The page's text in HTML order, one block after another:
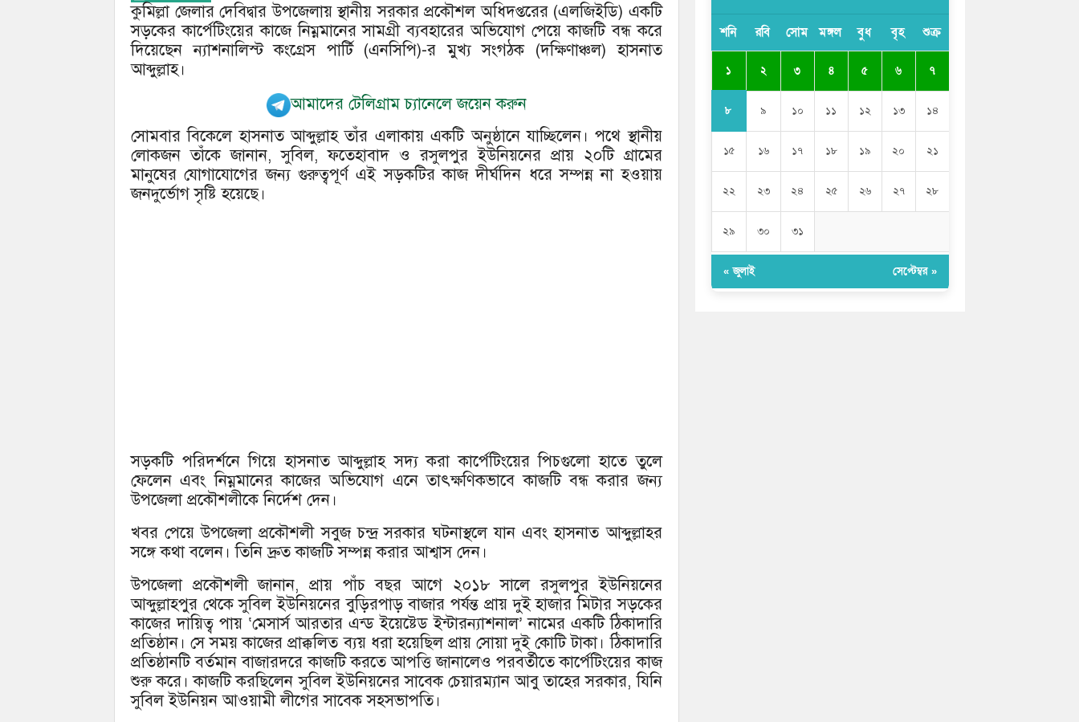
কুমিল্লা জেলার দেবিদ্বার উপজেলায় স্থানীয় সরকার প্রকৌশল অধিদপ্তরের (এলজিইডি) একটি
সড়কের কার্পেটিংয়ের কাজে নিম্নমানের সামগ্রী ব্যবহারের অভিযোগ পেয়ে কাজটি বন্ধ করে
দিয়েছেন ন্যাশনালিস্ট কংগ্রেস পার্টি (এনসিপি)-র মুখ্য সংগঠক (দক্ষিণাঞ্চল) হাসনাত
আব্দুল্লাহ।
আমাদের টেলিগ্রাম চ্যানেলে জয়েন করুন
সোমবার বিকেলে হাসনাত আব্দুল্লাহ তাঁর এলাকায় একটি অনুষ্ঠানে যাচ্ছিলেন। পথে স্থানীয়
লোকজন তাঁকে জানান, সুবিল, ফতেহাবাদ ও রসুলপুর ইউনিয়নের প্রায় ২০টি গ্রামের
মানুষের যোগাযোগের জন্য গুরুত্বপূর্ণ এই সড়কটির কাজ দীর্ঘদিন ধরে সম্পন্ন না হওয়ায়
জনদুর্ভোগ সৃষ্টি হয়েছে।
সড়কটি পরিদর্শনে গিয়ে হাসনাত আব্দুল্লাহ সদ্য করা কার্পেটিংয়ের পিচগুলো হাতে তুলে
ফেলেন এবং নিম্নমানের কাজের অভিযোগ এনে তাৎক্ষণিকভাবে কাজটি বন্ধ করার জন্য
উপজেলা প্রকৌশলীকে নির্দেশ দেন।
খবর পেয়ে উপজেলা প্রকৌশলী সবুজ চন্দ্র সরকার ঘটনাস্থলে যান এবং হাসনাত আব্দুল্লাহর
সঙ্গে কথা বলেন। তিনি দ্রুত কাজটি সম্পন্ন করার আশ্বাস দেন।
উপজেলা প্রকৌশলী জানান, প্রায় পাঁচ বছর আগে ২০১৮ সালে রসুলপুর ইউনিয়নের
আব্দুল্লাহপুর থেকে সুবিল ইউনিয়নের বুড়িরপাড় বাজার পর্যন্ত প্রায় দুই হাজার মিটার সড়কের
কাজের দায়িত্ব পায় ‘মেসার্স আরতার এন্ড ইয়েষ্টেড ইন্টারন্যাশনাল’ নামের একটি ঠিকাদারি
প্রতিষ্ঠান। সে সময় কাজের প্রাক্কলিত ব্যয় ধরা হয়েছিল প্রায় সোয়া দুই কোটি টাকা। ঠিকাদারি
প্রতিষ্ঠানটি বর্তমান বাজারদরে কাজটি করতে আপত্তি জানালেও পরবর্তীতে কার্পেটিংয়ের কাজ
শুরু করে। কাজটি করছিলেন সুবিল ইউনিয়নের সাবেক চেয়ারম্যান আবু তাহের সরকার, যিনি
সুবিল ইউনিয়ন আওয়ামী লীগের সাবেক সহসভাপতি।
ভারতের পূর্ব সীমান্তে এখন ‘আরেকটি পাকিস্তান’
গড়ে উঠেছে: সজীব ওয়াজেদ জয়
সাকিব আল হাসানের বাড়িতে আগুন, পেট্রলবোমা
বিস্ফোরণ
শনি রবি সোম মঙ্গল বুধ বৃহ শুক্র
১ ২ ৩ ৪ ৫ ৬ ৭
৮ ৯ ১০ ১১ ১২ ১৩ ১৪
১৫ ১৬ ১৭ ১৮ ১৯ ২০ ২১
২২ ২৩ ২৪ ২৫ ২৬ ২৭ ২৮
২৯ ৩০ ৩১
« জুলাই সেপ্টেম্বর »